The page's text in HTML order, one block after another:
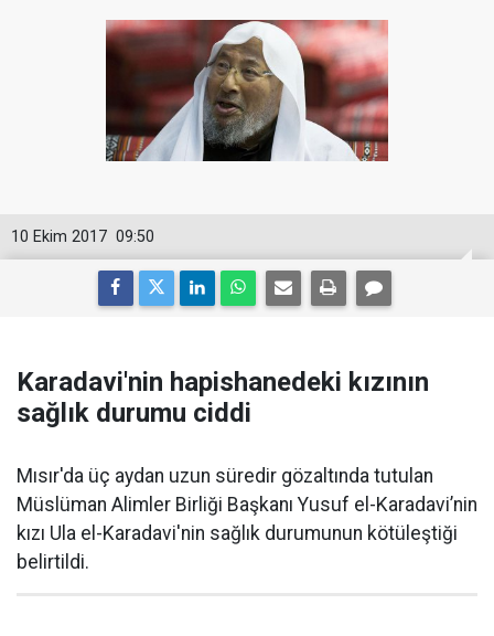
09:50
10 Ekim 2017
Karadavi'nin hapishanedeki kızının
sağlık durumu ciddi
Mısır'da üç aydan uzun süredir gözaltında tutulan
Müslüman Alimler Birliği Başkanı Yusuf el-Karadavi’nin
kızı Ula el-Karadavi'nin sağlık durumunun kötüleştiği
belirtildi.